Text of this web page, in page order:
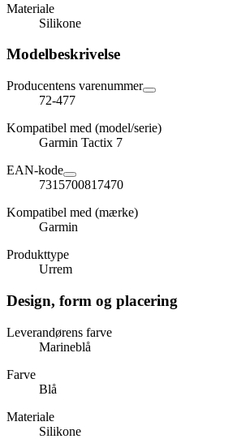
Materiale
Silikone
Modelbeskrivelse
Producentens varenummer
72-477
Kompatibel med (model/serie)
Garmin Tactix 7
EAN-kode
7315700817470
Kompatibel med (mærke)
Garmin
Produkttype
Urrem
Design, form og placering
Leverandørens farve
Marineblå
Farve
Blå
Materiale
Silikone